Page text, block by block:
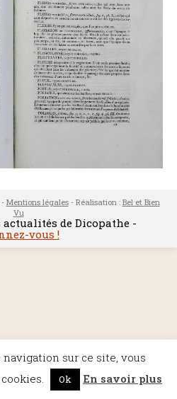
- Mentions légales- Réalisation : Bel et Bien
Vu
actualités de Dicopathe -
vous !
sur ce site, vous
Ok En savoir plus